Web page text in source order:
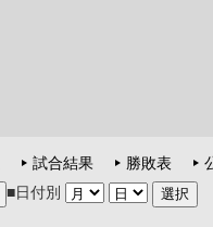
試合結果 勝敗表
■日付別